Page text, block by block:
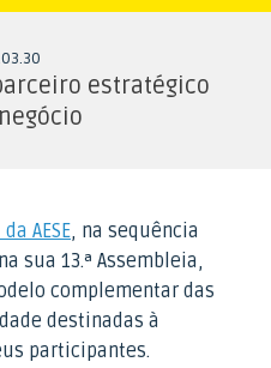
03.30
estratégico
AESE, na sequência
sua 13.ª Assembleia,
complementar das
destinadas à
participantes.